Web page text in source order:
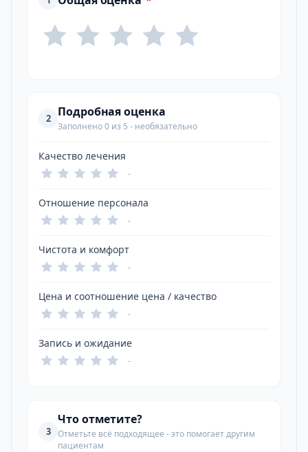
2 Подробная оценка
Заполнено 0 из 5 - необязательно
Качество лечения
-
Отношение персонала
-
Чистота и комфорт
-
Цена и соотношение цена / качество
-
Запись и ожидание
-
3
Что отметите?
Отметьте всё подходящее - это помогает другим
пациентам